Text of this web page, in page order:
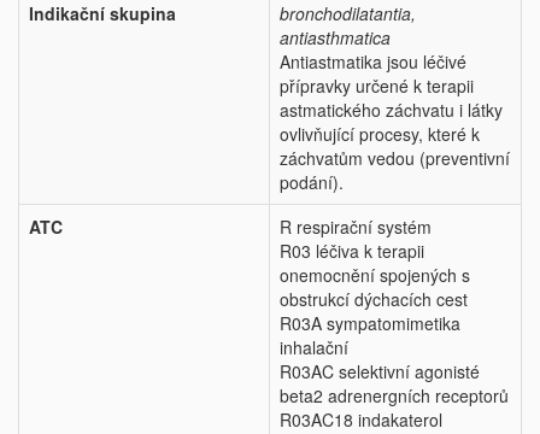
Indikační skupina
bronchodilatantia,
antiasthmatica
Antiastmatika jsou léčivé
přípravky určené k terapii
astmatického záchvatu i látky
ovlivňující procesy, které k
záchvatům vedou (preventivní
podání).
ATC
R respirační systém
R03 léčiva k terapii
onemocnění spojených s
obstrukcí dýchacích cest
R03A sympatomimetika
inhalační
R03AC selektivní agonisté
beta2 adrenergních receptorů
R03AC18 indakaterol